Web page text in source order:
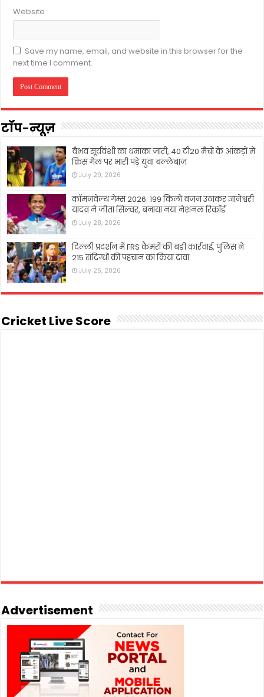
Website
Save my name, email, and website in this browser for the
next time I comment.
टॉप-न्यूज़
वैभव सूर्यवंशी का धमाका जारी, 40 टी20 मैचों के आंकड़ों में
क्रिस गेल पर भारी पड़े युवा बल्लेबाज
July 29, 2026
कॉमनवेल्थ गेम्स 2026: 199 किलो वजन उठाकर ज्ञानेश्वरी
यादव ने जीता सिल्वर, बनाया नया नेशनल रिकॉर्ड
July 28, 2026
दिल्ली प्रदर्शन में FRS कैमरों की बड़ी कार्रवाई, पुलिस ने
215 संदिग्धों की पहचान का किया दावा
July 25, 2026
Cricket Live Score
Advertisement